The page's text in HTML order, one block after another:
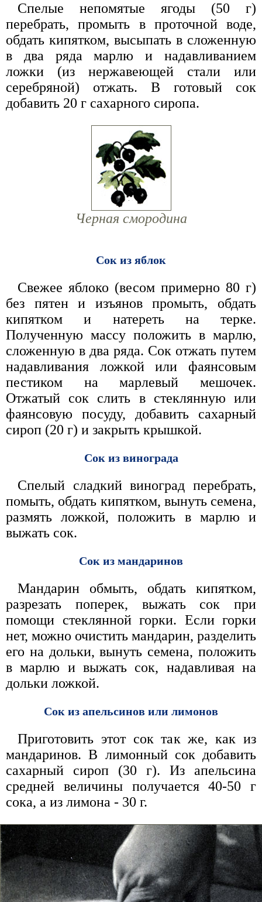
Спелые непомятые ягоды (50 г)
перебрать, промыть в проточной воде,
обдать кипятком, высыпать в сложенную
в два ряда марлю и надавливанием
ложки (из нержавеющей стали или
серебряной) отжать. В готовый сок
добавить 20 г сахарного сиропа.
Черная смородина
Сок из яблок
Свежее яблоко (весом примерно 80 г)
без пятен и изъянов промыть, обдать
кипятком и натереть на терке.
Полученную массу положить в марлю,
сложенную в два ряда. Сок отжать путем
надавливания ложкой или фаянсовым
пестиком на марлевый мешочек.
Отжатый сок слить в стеклянную или
фаянсовую посуду, добавить сахарный
сироп (20 г) и закрыть крышкой.
Сок из винограда
Спелый сладкий виноград перебрать,
помыть, обдать кипятком, вынуть семена,
размять ложкой, положить в марлю и
выжать сок.
Сок из мандаринов
Мандарин обмыть, обдать кипятком,
разрезать поперек, выжать сок при
помощи стеклянной горки. Если горки
нет, можно очистить мандарин, разделить
его на дольки, вынуть семена, положить
в марлю и выжать сок, надавливая на
дольки ложкой.
Сок из апельсинов или лимонов
Приготовить этот сок так же, как из
мандаринов. В лимонный сок добавить
сахарный сироп (30 г). Из апельсина
средней величины получается 40-50 г
сока, а из лимона - 30 г.